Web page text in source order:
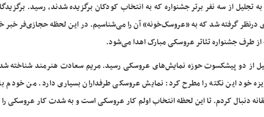
از سه نفر برتر جشنواره که به انتخاب کودکان برگزیده شدند، رسید.
درنظر گرفته شد که به «عروسک‌خونه» آن را می‌شناسیم. در این لحظه حجازی‌فر
از دو پیشکسوت حوزه نمایش‌های عروسکی رسید. مریم سعادت هنرمند شناخته
خود این نکته را مطرح کرد: نمایش عروسکی طرفداران بسیاری دارد. من خودم
دنبال کردم. تا این لحظه انتخاب اولم کار عروسکی است و به شدت کار عروسکی